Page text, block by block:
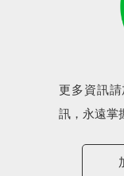
更多資訊
訊，永遠掌